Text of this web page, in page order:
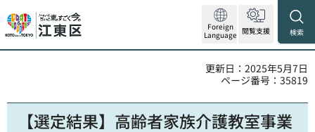
Foreign
Language 閲覧支援 検索
更新日：2025年5月7日
ページ番号：35819
【選定結果】高齢者家族介護教室事業